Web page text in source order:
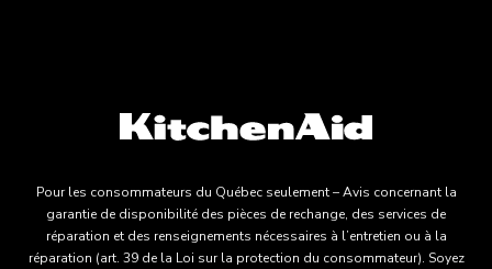
Pour les consommateurs du Québec seulement – Avis concernant la
garantie de disponibilité des pièces de rechange, des services de
réparation et des renseignements nécessaires à l’entretien ou à la
réparation (art. 39 de la Loi sur la protection du consommateur). Soyez